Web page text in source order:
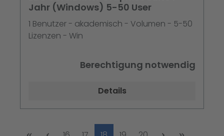
Jahr (Windows) 5-50 User
1 Benutzer - akademisch - Volumen - 5-50
Lizenzen - Win
Berechtigung notwendig
Details